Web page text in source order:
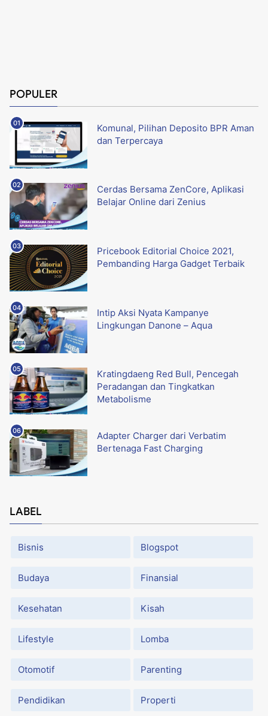
POPULER
Komunal, Pilihan Deposito BPR Aman
dan Terpercaya
Cerdas Bersama ZenCore, Aplikasi
Belajar Online dari Zenius
Pricebook Editorial Choice 2021,
Pembanding Harga Gadget Terbaik
Intip Aksi Nyata Kampanye
Lingkungan Danone – Aqua
Kratingdaeng Red Bull, Pencegah
Peradangan dan Tingkatkan
Metabolisme
Adapter Charger dari Verbatim
Bertenaga Fast Charging
LABEL
Bisnis Blogspot
Budaya Finansial
Kesehatan Kisah
Lifestyle Lomba
Otomotif Parenting
Pendidikan Properti